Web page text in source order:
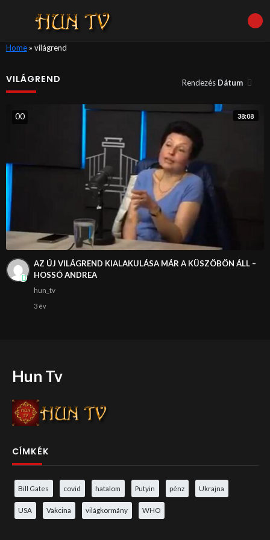
Home» világrend
VILÁGREND Rendezés Dátum
38:08
00
AZ ÚJ VILÁGREND KIALAKULÁSA MÁR A KÜSZÖBÖN ÁLL –
HOSSÓ ANDREA
hun_tv
3 év
Hun Tv
CÍMKÉK
Bill Gates covid hatalom Putyin pénz Ukrajna
USA Vakcina világkormány WHO